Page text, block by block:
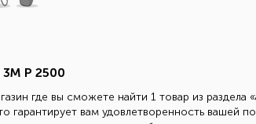
Р 2500
где вы сможете найти 1 товар из
гарантирует вам удовлетворенность